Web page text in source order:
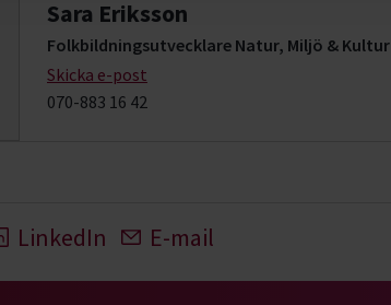
Sara Eriksson
Folkbildningsutvecklare Natur, Miljö & Kultur
Skicka e-post
070-883 16 42
LinkedIn E-mail